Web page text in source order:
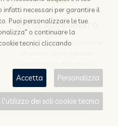
RESTA AGGIORNATO
Iscriviti a "Disintermediazione
Iscriviti
infatti necessari per garantire il
Puoi personalizzare le tue
o continuare la
tecnici cliccando
Accetta Personalizza
dei soli cookie tecnici